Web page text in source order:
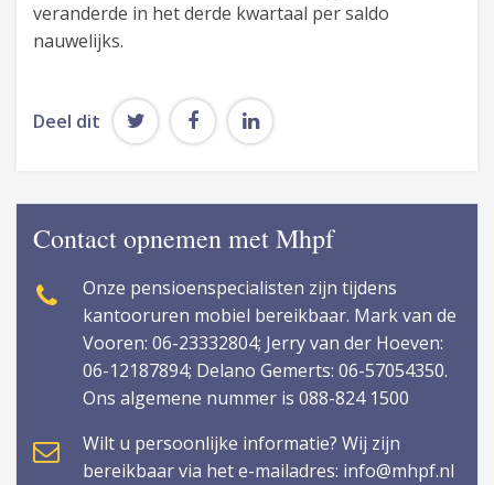
veranderde in het derde kwartaal per saldo
nauwelijks.
Deel dit
Contact opnemen met Mhpf
Onze pensioenspecialisten zijn tijdens
kantooruren mobiel bereikbaar. Mark van de
Vooren: 06-23332804; Jerry van der Hoeven:
06-12187894; Delano Gemerts: 06-57054350.
Ons algemene nummer is 088-824 1500
Wilt u persoonlijke informatie? Wij zijn
bereikbaar via het e-mailadres: info@mhpf.nl